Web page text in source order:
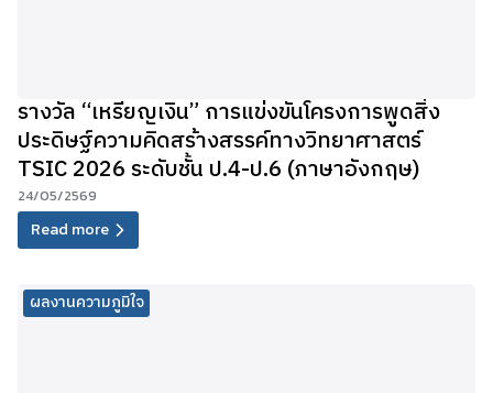
รางวัล “เหรียญเงิน” การแข่งขันโครงการพูดสิ่ง
ประดิษฐ์ความคิดสร้างสรรค์ทางวิทยาศาสตร์
TSIC 2026 ระดับชั้น ป.4-ป.6 (ภาษาอังกฤษ)
24/05/2569
Read more
ผลงานความภูมิใจ